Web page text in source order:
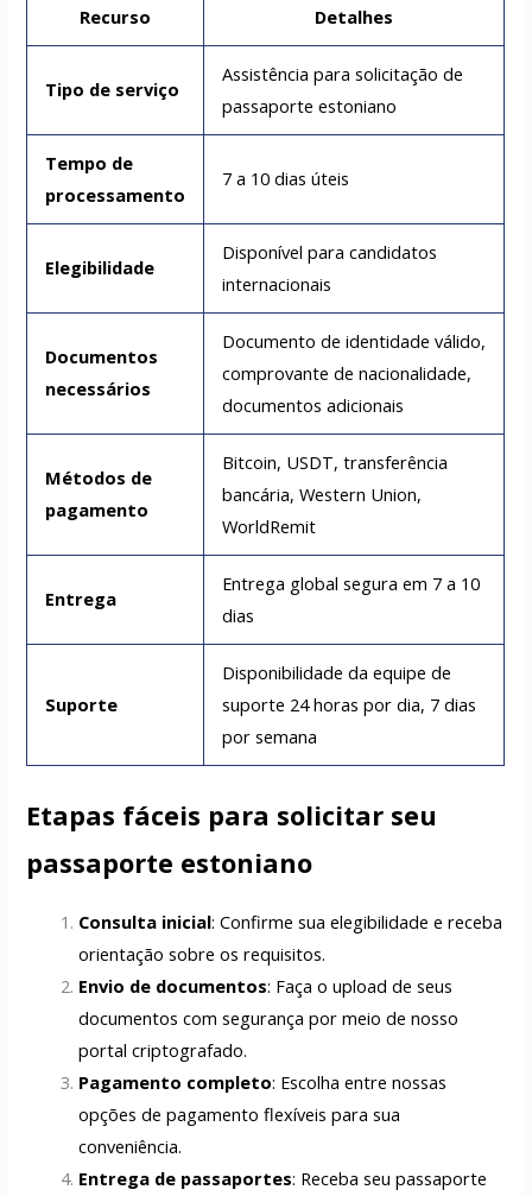
Recurso Detalhes
Tipo de serviço
Assistência para solicitação de
passaporte estoniano
Tempo de
processamento
7 a 10 dias úteis
Elegibilidade
Disponível para candidatos
internacionais
Documentos
necessários
Documento de identidade válido,
comprovante de nacionalidade,
documentos adicionais
Métodos de
pagamento
Bitcoin, USDT, transferência
bancária, Western Union,
WorldRemit
Entrega
Entrega global segura em 7 a 10
dias
Suporte
Disponibilidade da equipe de
suporte 24 horas por dia, 7 dias
por semana
Etapas fáceis para solicitar seu
passaporte estoniano
Consulta inicial: Confirme sua elegibilidade e receba
orientação sobre os requisitos.
Envio de documentos: Faça o upload de seus
documentos com segurança por meio de nosso
portal criptografado.
Pagamento completo: Escolha entre nossas
opções de pagamento flexíveis para sua
conveniência.
Entrega de passaportes: Receba seu passaporte